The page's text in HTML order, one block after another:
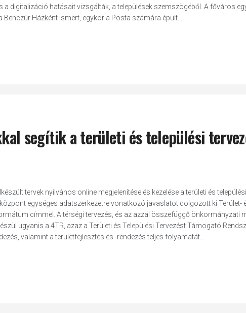
digitalizáció hatásait vizsgálták, a települések szemszögéből. A főváros
Házként ismert, egykor a Posta számára épült...
segítik a területi és települési
tervek nyilvános online megjelenítése és kezelése a területi és
egységes adatszerkezetre vonatkozó javaslatot dolgozott ki Terület-
címmel. A térségi tervezés, és az azzal összefüggő önkormányzati
ugyanis a 4TR, azaz a Területi és Települési Tervezést Támogató
valamint a területfejlesztés és -rendezés teljes folyamatát...